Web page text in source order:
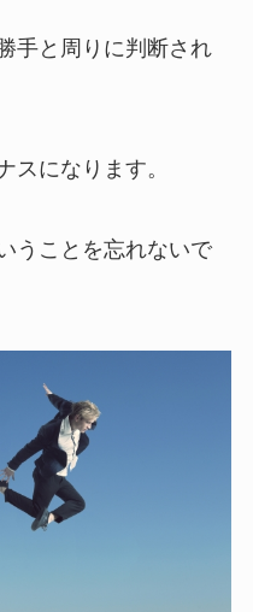
手と周りに判断され
スになります。
うことを忘れないで